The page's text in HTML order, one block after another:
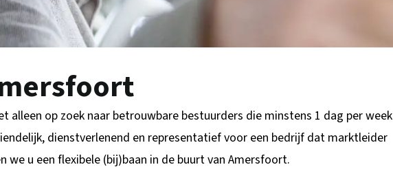
alleen op zoek naar betrouwbare bestuurders die minstens 1 dag per week
dienstverlenend en representatief voor een bedrijf dat marktleider
u een flexibele (bij)baan in de buurt van Amersfoort.